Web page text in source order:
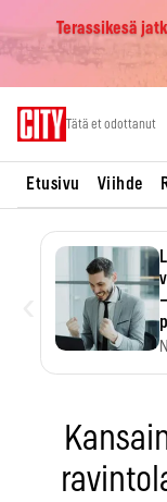
Terassikesä
Tätä et odottanut
Etusivu Viihde